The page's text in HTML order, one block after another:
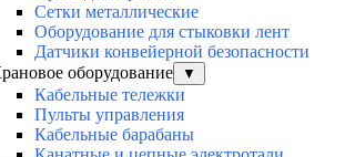
Сетки металлические
Оборудование для стыковки лент
Датчики конвейерной безопасности
оборудование
▼
Кабельные тележки
Пульты управления
Кабельные барабаны